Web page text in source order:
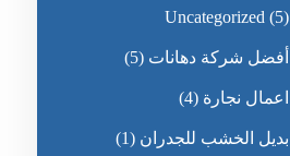
Uncategorized (5)
أفضل شركة دهانات (5)
اعمال نجارة (4)
بديل الخشب للجدران (1)